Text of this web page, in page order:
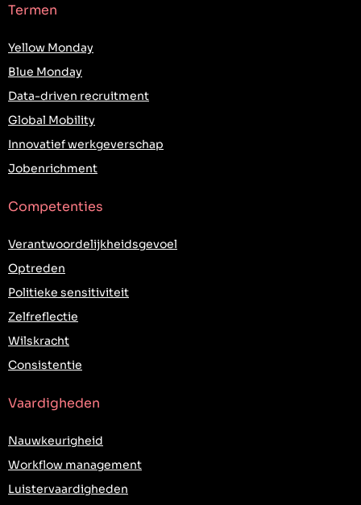
Termen
Yellow Monday
Blue Monday
Data-driven recruitment
Global Mobility
Innovatief werkgeverschap
Jobenrichment
Competenties
Verantwoordelijkheidsgevoel
Optreden
Politieke sensitiviteit
Zelfreflectie
Wilskracht
Consistentie
Vaardigheden
Nauwkeurigheid
Workflow management
Luistervaardigheden